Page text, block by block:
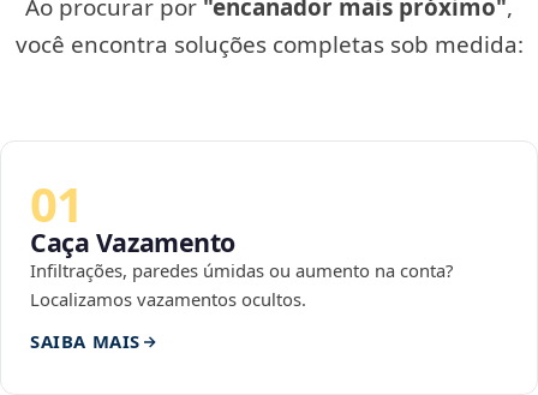
Ao procurar por "encanador mais próximo",
você encontra soluções completas sob medida:
01
Caça Vazamento
Infiltrações, paredes úmidas ou aumento na conta?
Localizamos vazamentos ocultos.
SAIBA MAIS